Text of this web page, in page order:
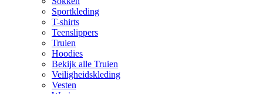
Sportkleding
T-shirts
Teenslippers
Truien
Hoodies
Bekijk alle Truien
Veiligheidskleding
Vesten